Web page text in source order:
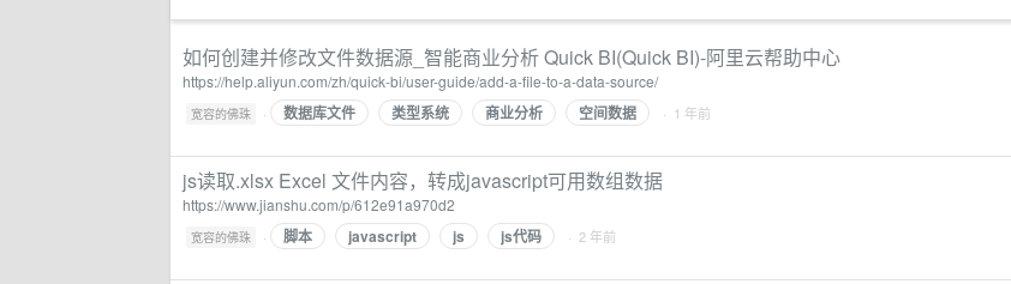
如何创建并修改文件数据源_智能商业分析 Quick BI(Quick BI)-阿里云帮助中心
https://help.aliyun.com/zh/quick-bi/user-guide/add-a-file-to-a-data-source/
宽容的佛珠 · 数据库文件 类型系统 商业分析 空间数据 · 1 年前
js读取.xlsx Excel 文件内容，转成javascript可用数组数据
https://www.jianshu.com/p/612e91a970d2
宽容的佛珠 · 脚本 javascript js js代码 · 2 年前